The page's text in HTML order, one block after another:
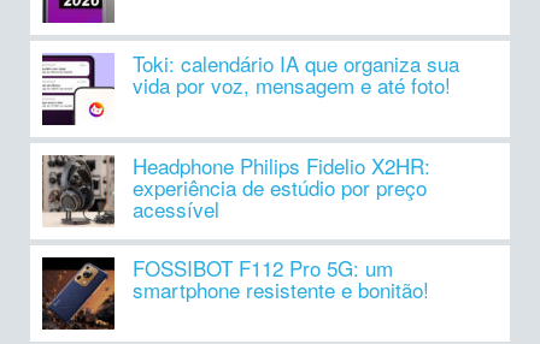
Toki: calendário IA que organiza sua
vida por voz, mensagem e até foto!
Headphone Philips Fidelio X2HR:
experiência de estúdio por preço
acessível
FOSSIBOT F112 Pro 5G: um
smartphone resistente e bonitão!